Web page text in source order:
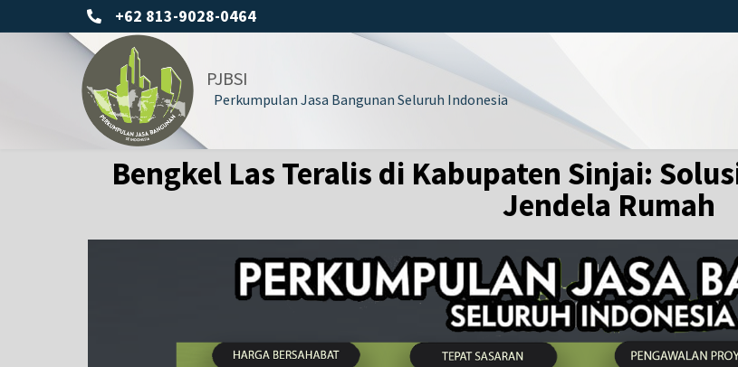
+62 813-9028-0464
PJBSI
Perkumpulan Jasa Bangunan Seluruh Indonesia
Bengkel Las Teralis di Kabupaten Sinjai:
Jendela Rumah